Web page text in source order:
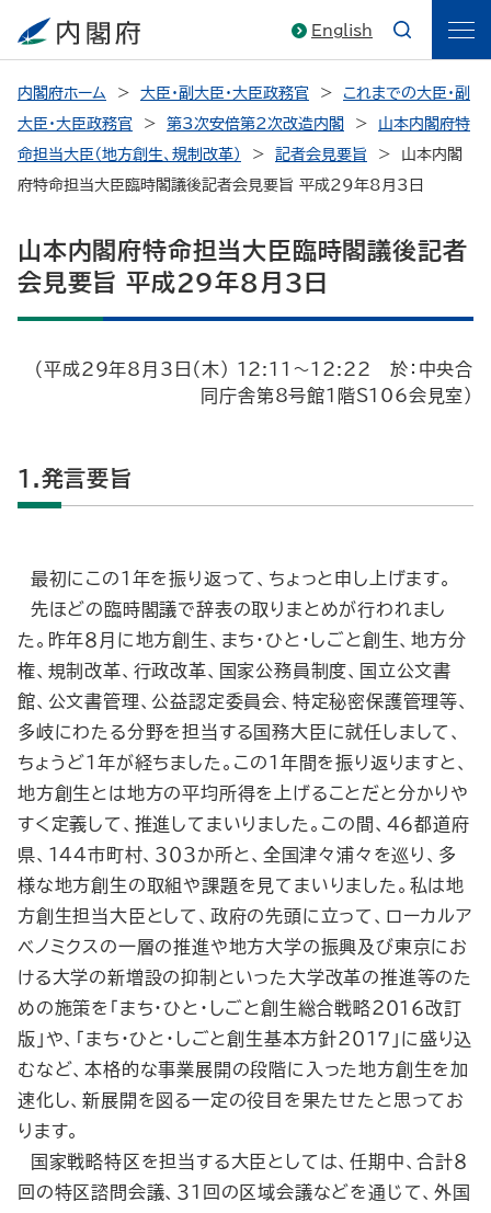
English
内閣府ホーム 大臣・副大臣・大臣政務官
これまでの大臣・副
大臣・大臣政務官
第3次安倍第2次改造内閣
山本内閣府特
命担当大臣（地方創生、規制改革）
記者会見要旨
山本内閣
府特命担当大臣臨時閣議後記者会見要旨 平成29年8月3日
山本内閣府特命担当大臣臨時閣議後記者
会見要旨 平成29年8月3日
（平成29年8月3日（木） 12:11～12:22 於：中央合
同庁舎第8号館1階S106会見室）
1.発言要旨
最初にこの１年を振り返って、ちょっと申し上げます。
先ほどの臨時閣議で辞表の取りまとめが行われまし
た。昨年８月に地方創生、まち・ひと・しごと創生、地方分
権、規制改革、行政改革、国家公務員制度、国立公文書
館、公文書管理、公益認定委員会、特定秘密保護管理等、
多岐にわたる分野を担当する国務大臣に就任しまして、
ちょうど１年が経ちました。この１年間を振り返りますと、
地方創生とは地方の平均所得を上げることだと分かりや
すく定義して、推進してまいりました。この間、４６都道府
県、１４４市町村、３０３か所と、全国津々浦々を巡り、多
様な地方創生の取組や課題を見てまいりました。私は地
方創生担当大臣として、政府の先頭に立って、ローカルア
ベノミクスの一層の推進や地方大学の振興及び東京にお
ける大学の新増設の抑制といった大学改革の推進等のた
めの施策を「まち・ひと・しごと創生総合戦略２０１６改訂
版」や、「まち・ひと・しごと創生基本方針２０１７」に盛り込
むなど、本格的な事業展開の段階に入った地方創生を加
速化し、新展開を図る一定の役目を果たせたと思ってお
ります。
国家戦略特区を担当する大臣としては、任期中、合計８
回の特区諮問会議、３１回の区域会議などを通じて、外国